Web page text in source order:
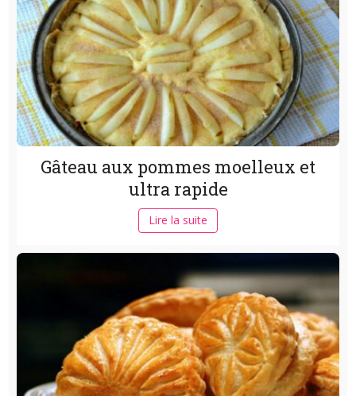
Gâteau aux pommes moelleux et
ultra rapide
Lire la suite